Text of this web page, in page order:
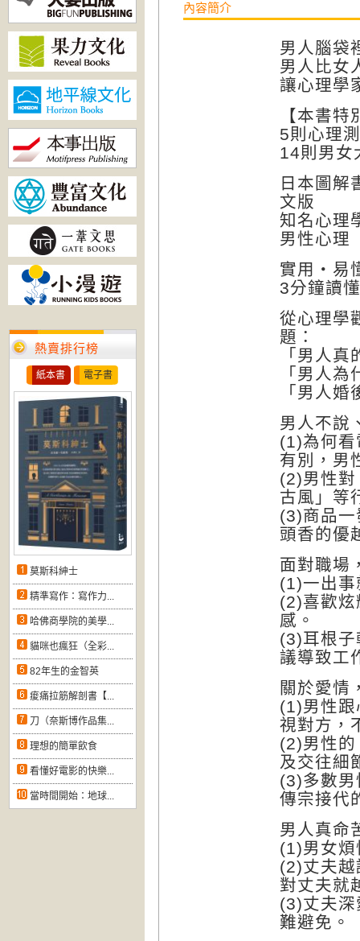
熱賣排行榜
紙本書 電子書
莫斯科紳士
精準寫作：寫作力...
哈佛商學院的美學...
貓咪也瘋狂（全彩...
82年生的金智英
痠痛拉筋解剖書【...
刀（奈斯博作品集...
理想的簡單飲食
看懂好電影的快樂...
當時間開始：地球...
內容簡介
男人腦袋
男人比女
讓心理學
【本書特
5則心理
14則男女
日本圖解
文版
知名心理
男性心理
實用‧易
3分鐘讀
從心理學
題：
「男人
「男人
「男人
男人不說
(1)為何看
有別，男
(2)男性對
古風」等
(3)商品一
頭香的優
面對職場
(1)一出事
(2)喜歡炫
感。
(3)耳根子
議導致工
關於愛
(1)男性跟
視對方，
(2)男性的
及交往細
(3)多數男
傳宗接代
男人真命
(1)男女煩
(2)丈夫越
對丈夫就
(3)丈夫深
難避免。